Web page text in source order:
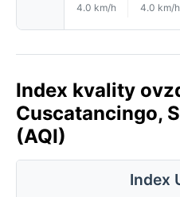
4.0 km/h 4.0 km/h
Index kvality
Cuscatancingo,
(AQI)
Index